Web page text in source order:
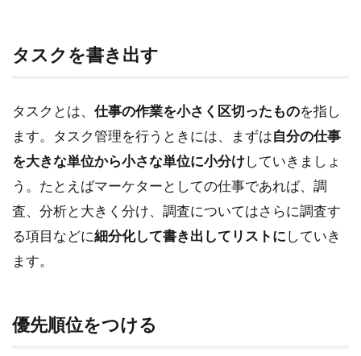
タスクを書き出す
タスクとは、仕事の作業を小さく区切ったものを指し
ます。タスク管理を行うときには、まずは自分の仕事
を大きな単位から小さな単位に小分けしていきましょ
う。たとえばマーケターとしての仕事であれば、調
査、分析と大きく分け、調査についてはさらに調査す
る項目などに細分化して書き出してリストにしていき
ます。
優先順位をつける